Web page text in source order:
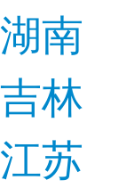
湖南
吉林
江苏